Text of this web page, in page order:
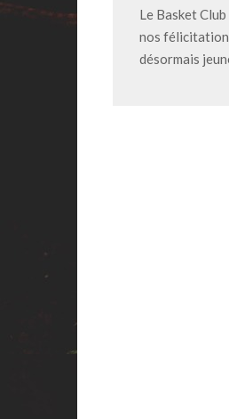
Le Basket
nos
désormais